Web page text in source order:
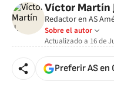
Víctor Martín
Redactor en AS
Sobre el autor
Actualizado a 16 de
Preferir AS en